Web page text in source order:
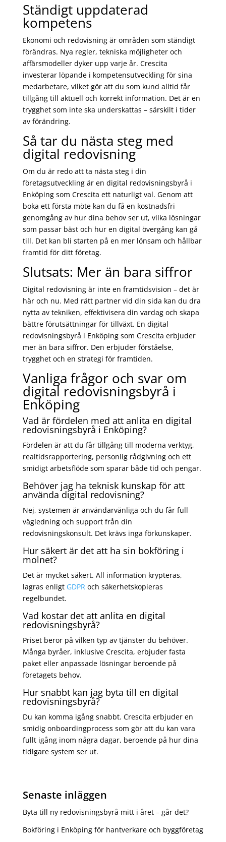
Ständigt uppdaterad
kompetens
Ekonomi och redovisning är områden som ständigt
förändras. Nya regler, tekniska möjligheter och
affärsmodeller dyker upp varje år. Crescita
investerar löpande i kompetensutveckling för sina
medarbetare, vilket gör att du som kund alltid får
tillgång till aktuell och korrekt information. Det är en
trygghet som inte ska underskattas – särskilt i tider
av förändring.
Så tar du nästa steg med
digital redovisning
Om du är redo att ta nästa steg i din
företagsutveckling är en digital redovisningsbyrå i
Enköping som Crescita ett naturligt val. Genom att
boka ett första möte kan du få en kostnadsfri
genomgång av hur dina behov ser ut, vilka lösningar
som passar bäst och hur en digital övergång kan gå
till. Det kan bli starten på en mer lönsam och hållbar
framtid för ditt företag.
Slutsats: Mer än bara siffror
Digital redovisning är inte en framtidsvision – det är
här och nu. Med rätt partner vid din sida kan du dra
nytta av tekniken, effektivisera din vardag och skapa
bättre förutsättningar för tillväxt. En digital
redovisningsbyrå i Enköping som Crescita erbjuder
mer än bara siffror. Den erbjuder förståelse,
trygghet och en strategi för framtiden.
Vanliga frågor och svar om
digital redovisningsbyrå i
Enköping
Vad är fördelen med att anlita en digital
redovisningsbyrå i Enköping?
Fördelen är att du får tillgång till moderna verktyg,
realtidsrapportering, personlig rådgivning och ett
smidigt arbetsflöde som sparar både tid och pengar.
Behöver jag ha teknisk kunskap för att
använda digital redovisning?
Nej, systemen är användarvänliga och du får full
vägledning och support från din
redovisningskonsult. Det krävs inga förkunskaper.
Hur säkert är det att ha sin bokföring i
molnet?
Det är mycket säkert. All information krypteras,
lagras enligt GDPRoch säkerhetskopieras
regelbundet.
Vad kostar det att anlita en digital
redovisningsbyrå?
Priset beror på vilken typ av tjänster du behöver.
Många byråer, inklusive Crescita, erbjuder fasta
paket eller anpassade lösningar beroende på
företagets behov.
Hur snabbt kan jag byta till en digital
redovisningsbyrå?
Du kan komma igång snabbt. Crescita erbjuder en
smidig onboardingprocess som gör att du kan vara
fullt igång inom några dagar, beroende på hur dina
tidigare system ser ut.
Senaste inläggen
Byta till ny redovisningsbyrå mitt i året – går det?
Bokföring i Enköping för hantverkare och byggföretag